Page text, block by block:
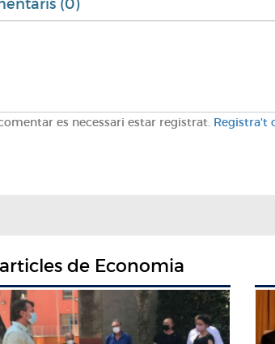
(0)
es necessari estar registrat. Registra't
de Economia